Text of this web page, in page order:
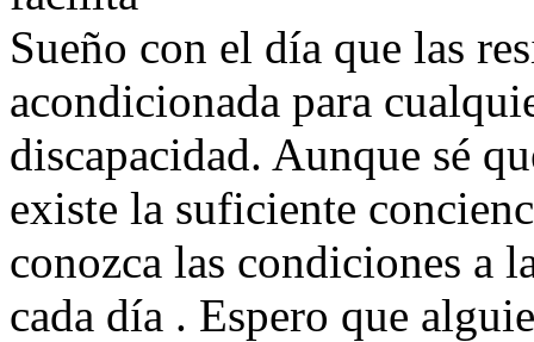
Sueño con el día que las
acondicionada para
discapacidad. Aunque sé
existe la suficiente
conozca las condiciones a
cada día . Espero que